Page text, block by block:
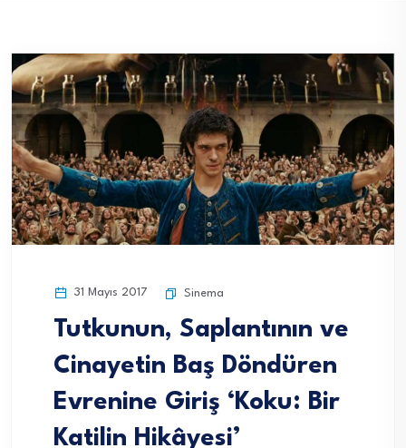
31 Mayıs 2017 Sinema
Tutkunun, Saplantının ve
Cinayetin Baş Döndüren
Evrenine Giriş ‘Koku: Bir
Katilin Hikâyesi’